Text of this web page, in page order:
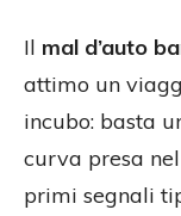
Il mal d’auto
attimo un
incubo: basta
curva presa
primi segnali